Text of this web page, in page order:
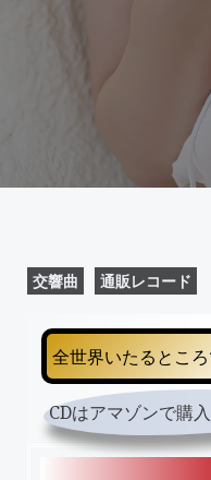
交響曲 通販レコード
全世界いたるところ
CDはアマゾンで購